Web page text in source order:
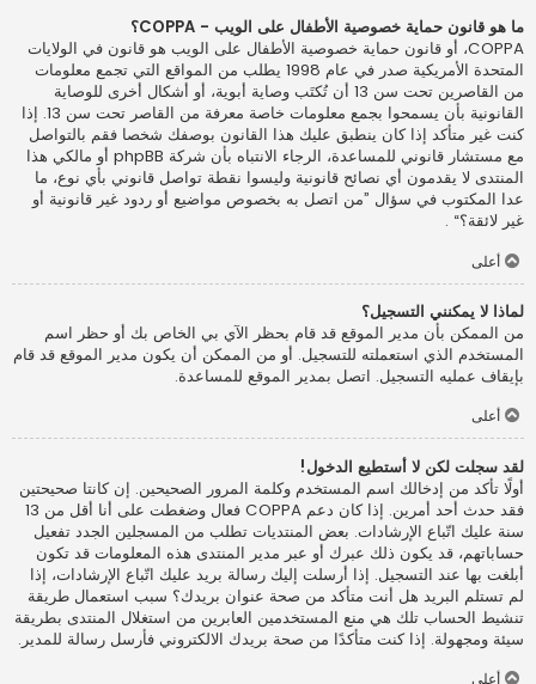
ما هو قانون حماية خصوصية الأطفال على الويب - COPPA؟
COPPA، أو قانون حماية خصوصية الأطفال على الويب هو قانون في الولايات
المتحدة الأمريكية صدر في عام 1998 يطلب من المواقع التي تجمع معلومات
من القاصرين تحت سن 13 أن تُكتَب وصاية أبوية، أو أشكال أخرى للوصاية
القانونية بأن يسمحوا بجمع معلومات خاصة معرفة من القاصر تحت سن 13. إذا
كنت غير متأكد إذا كان ينطبق عليك هذا القانون بوصفك شخصا فقم بالتواصل
مع مستشار قانوني للمساعدة، الرجاء الانتباه بأن شركة phpBB أو مالكي هذا
المنتدى لا يقدمون أي نصائح قانونية وليسوا نقطة تواصل قانوني بأي نوع، ما
عدا المكتوب في سؤال ”من اتصل به بخصوص مواضيع أو ردود غير قانونية أو
غير لائقة؟“ .
أعلى
لماذا لا يمكنني التسجيل؟
من الممكن بأن مدير الموقع قد قام بحظر الآي بي الخاص بك أو حظر اسم
المستخدم الذي استعملته للتسجيل. أو من الممكن أن يكون مدير الموقع قد قام
بإيقاف عمليه التسجيل. اتصل بمدير الموقع للمساعدة.
أعلى
لقد سجلت لكن لا أستطيع الدخول!
أولًا تأكد من إدخالك اسم المستخدم وكلمة المرور الصحيحين. إن كانتا صحيحتين
فقد حدث أحد أمرين. إذا كان دعم COPPA فعال وضغطت على أنا أقل من 13
سنة عليك اتّباع الإرشادات. بعض المنتديات تطلب من المسجلين الجدد تفعيل
حساباتهم، قد يكون ذلك عبرك أو عبر مدير المنتدى هذه المعلومات قد تكون
أبلغت بها عند التسجيل. إذا أرسلت إليك رسالة بريد عليك اتّباع الإرشادات، إذا
لم تستلم البريد هل أنت متأكد من صحة عنوان بريدك؟ سبب استعمال طريقة
تنشيط الحساب تلك هي منع المستخدمين العابرين من استغلال المنتدى بطريقة
سيئة ومجهولة. إذا كنت متأكدًا من صحة بريدك الالكتروني فأرسل رسالة للمدير.
أعلى